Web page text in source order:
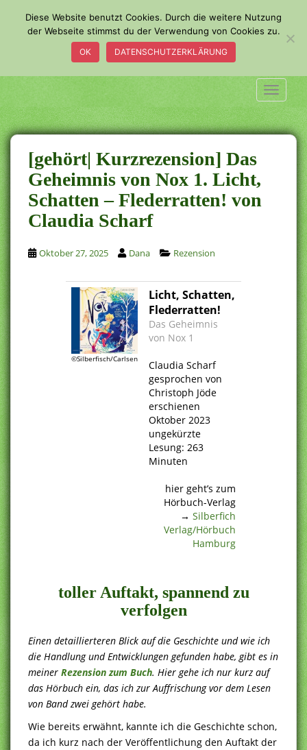
m
a
i
n
c
o
n
t
e
n
t
[gehört| Kurzrezension] Das
Geheimnis von Nox 1. Licht,
Schatten – Flederratten! von
Claudia Scharf
Oktober 27, 2025 Dana Rezension
©Silberfisch/Carlsen
Licht, Schatten,
Flederratten!
Das Geheimnis
von Nox 1
Claudia Scharf
gesprochen von
Christoph Jöde
erschienen
Oktober 2023
ungekürzte
Lesung: 263
Minuten
hier geht’s zum
Hörbuch-Verlag
→ Silberfich
Verlag/Hörbuch
Hamburg
toller Auftakt, spannend zu
verfolgen
Einen detaillierteren Blick auf die Geschichte und wie ich
die Handlung und Entwicklungen gefunden habe, gibt es in
meiner Rezension zum Buch. Hier gehe ich nur kurz auf
das Hörbuch ein, das ich zur Auffrischung vor dem Lesen
von Band zwei gehört habe.
Wie bereits erwähnt, kannte ich die Geschichte schon,
da ich kurz nach der Veröffentlichung den Auftakt der
Diese Website benutzt Cookies. Durch die weitere Nutzung
der Webseite stimmst du der Verwendung von Cookies zu.
OK DATENSCHUTZERKLÄRUNG